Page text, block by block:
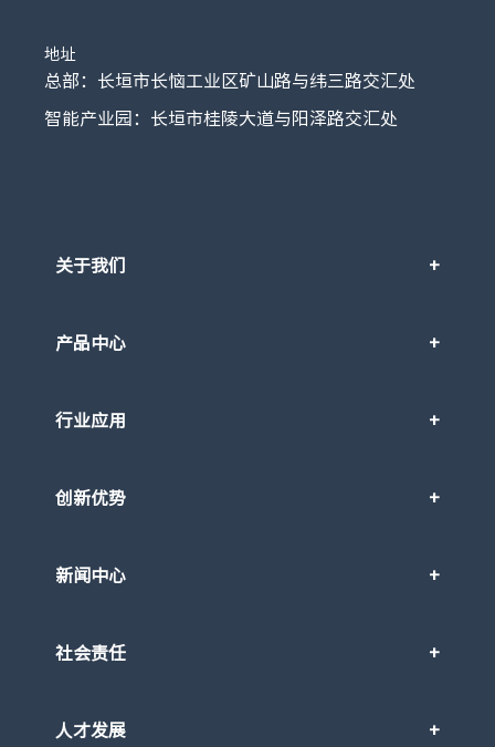
地址
总部：长垣市长恼工业区矿山路与纬三路交汇处
智能产业园：长垣市桂陵大道与阳泽路交汇处
关于我们
产品中心
行业应用
创新优势
新闻中心
社会责任
人才发展